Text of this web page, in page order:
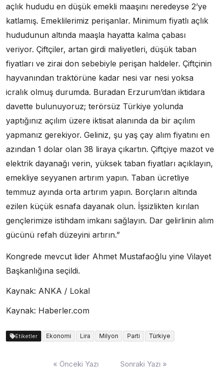
açlık hududu en düşük emekli maaşını neredeyse 2’ye
katlamış. Emeklilerimiz perişanlar. Minimum fiyatlı açlık
hududunun altında maaşla hayatta kalma çabası
veriyor. Çiftçiler, artan girdi maliyetleri, düşük taban
fiyatları ve zirai don sebebiyle perişan haldeler. Çiftçinin
hayvanından traktörüne kadar nesi var nesi yoksa
icralık olmuş durumda. Buradan Erzurum’dan iktidara
davette bulunuyoruz; terörsüz Türkiye yolunda
yaptığınız açılım üzere iktisat alanında da bir açılım
yapmanız gerekiyor. Geliniz, şu yaş çay alım fiyatını en
azından 1 dolar olan 38 liraya çıkartın. Çiftçiye mazot ve
elektrik dayanağı verin, yüksek taban fiyatları açıklayın,
emekliye seyyanen artırım yapın. Taban ücretliye
temmuz ayında orta artırım yapın. Borçların altında
ezilen küçük esnafa dayanak olun. İşsizlikten kırılan
gençlerimize istihdam imkanı sağlayın. Dar gelirlinin alım
gücünü refah düzeyini artırın.”
Kongrede mevcut lider Ahmet Mustafaoğlu yine Vilayet
Başkanlığına seçildi.
Kaynak: ANKA / Lokal
Kaynak: Haberler.com
Etiketler Ekonomi Lira Milyon Parti Türkiye
« Önceki Yazı Sonraki Yazı »